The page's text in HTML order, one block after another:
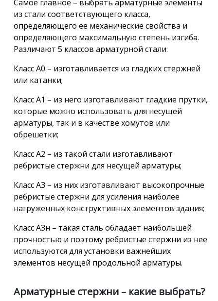
Самое главное – выбрать арматурные элементы
из стали соответствующего класса,
определяющего ее механические свойства и
определяющего максимальную степень изгиба.
Различают 5 классов арматурной стали:
Класс А0 – изготавливается из гладких стержней
или катанки;
Класс А1 – из него изготавливают гладкие прутки,
которые можно использовать для несущей
арматуры, так и в качестве хомутов или
обрешетки;
Класс А2 – из такой стали изготавливают
ребристые стержни для несущей арматуры;
Класс А3 – из них изготавливают высокопрочные
ребристые стержни для усиления наиболее
нагруженных конструктивных элементов здания;
Класс А3н – такая сталь обладает наибольшей
прочностью и поэтому ребристые стержни из нее
используются для установки важнейших
элементов несущей продольной арматуры.
Арматурные стержни – какие выбрать?